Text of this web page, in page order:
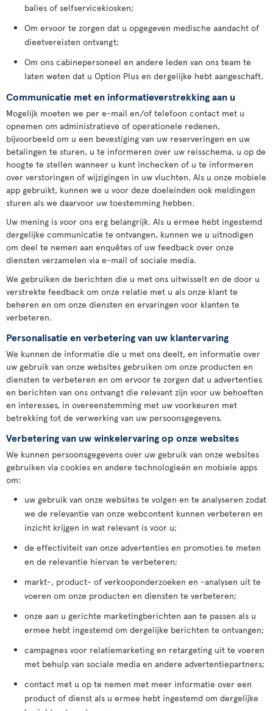
balies of selfservicekiosken;
Om ervoor te zorgen dat u opgegeven medische aandacht of
dieetvereisten ontvangt;
Om ons cabinepersoneel en andere leden van ons team te
laten weten dat u Option Plus en dergelijke hebt aangeschaft.
Communicatie met en informatieverstrekking aan u
Mogelijk moeten we per e-mail en/of telefoon contact met u
opnemen om administratieve of operationele redenen,
bijvoorbeeld om u een bevestiging van uw reserveringen en uw
betalingen te sturen, u te informeren over uw reisschema, u op de
hoogte te stellen wanneer u kunt inchecken of u te informeren
over verstoringen of wijzigingen in uw vluchten. Als u onze mobiele
app gebruikt, kunnen we u voor deze doeleinden ook meldingen
sturen als we daarvoor uw toestemming hebben.
Uw mening is voor ons erg belangrijk. Als u ermee hebt ingestemd
dergelijke communicatie te ontvangen, kunnen we u uitnodigen
om deel te nemen aan enquêtes of uw feedback over onze
diensten verzamelen via e-mail of sociale media.
We gebruiken de berichten die u met ons uitwisselt en de door u
verstrekte feedback om onze relatie met u als onze klant te
beheren en om onze diensten en ervaringen voor klanten te
verbeteren.
Personalisatie en verbetering van uw klantervaring
We kunnen de informatie die u met ons deelt, en informatie over
uw gebruik van onze websites gebruiken om onze producten en
diensten te verbeteren en om ervoor te zorgen dat u advertenties
en berichten van ons ontvangt die relevant zijn voor uw behoeften
en interesses, in overeenstemming met uw voorkeuren met
betrekking tot de verwerking van uw persoonsgegevens.
Verbetering van uw winkelervaring op onze websites
We kunnen persoonsgegevens over uw gebruik van onze websites
gebruiken via cookies en andere technologieën en mobiele apps
om:
uw gebruik van onze websites te volgen en te analyseren zodat
we de relevantie van onze webcontent kunnen verbeteren en
inzicht krijgen in wat relevant is voor u;
de effectiviteit van onze advertenties en promoties te meten
en de relevantie hiervan te verbeteren;
markt-, product- of verkooponderzoeken en -analysen uit te
voeren om onze producten en diensten te verbeteren;
onze aan u gerichte marketingberichten aan te passen als u
ermee hebt ingestemd om dergelijke berichten te ontvangen;
campagnes voor relatiemarketing en retargeting uit te voeren
met behulp van sociale media en andere advertentiepartners;
contact met u op te nemen met meer informatie over een
product of dienst als u ermee hebt ingestemd om dergelijke